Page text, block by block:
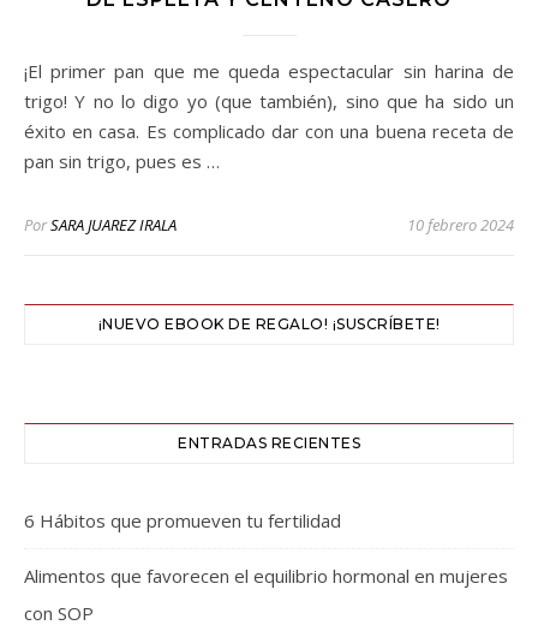
¡El primer pan que me queda espectacular sin harina de
trigo! Y no lo digo yo (que también), sino que ha sido un
éxito en casa. Es complicado dar con una buena receta de
pan sin trigo, pues es …
PorSARA JUAREZ IRALA 10 febrero 2024
¡NUEVO EBOOK DE REGALO! ¡SUSCRÍBETE!
ENTRADAS RECIENTES
6 Hábitos que promueven tu fertilidad
Alimentos que favorecen el equilibrio hormonal en mujeres
con SOP